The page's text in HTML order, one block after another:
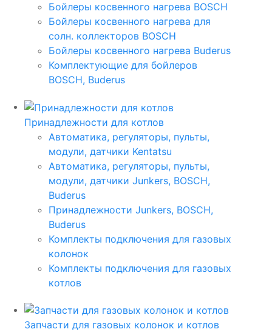
Бойлеры косвенного нагрева BOSCH
Бойлеры косвенного нагрева для
солн. коллекторов BOSCH
Бойлеры косвенного нагрева Buderus
Комплектующие для бойлеров
BOSCH, Buderus
Принадлежности для котлов
Автоматика, регуляторы, пульты,
модули, датчики Kentatsu
Автоматика, регуляторы, пульты,
модули, датчики Junkers, BOSCH,
Buderus
Принадлежности Junkers, BOSCH,
Buderus
Комплекты подключения для газовых
колонок
Комплекты подключения для газовых
котлов
Запчасти для газовых колонок и котлов